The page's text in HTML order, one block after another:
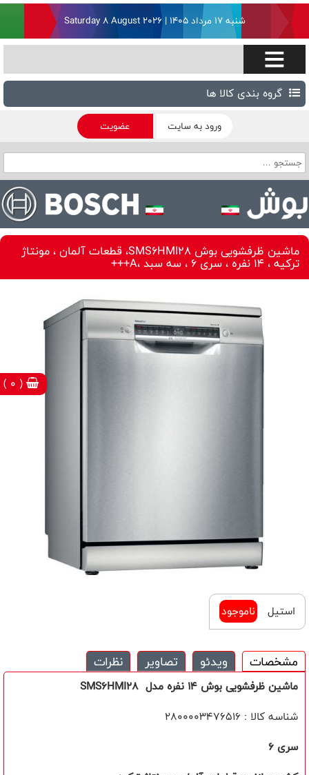
( 0 )
شنبه ۱۷ مرداد ۱۴۰۵ | Saturday 8 August 2026
گروه بندی کالا ها
ورود به سایت عضویت
ماشین ظرفشویی بوش SMS6HMI28، قطعات آلمان ، مونتاژ
ترکیه ، 14 نفره ، سری 6 ، سه سبد ،A+++
استيل ناموجود
مشخصات ویدئو تصاویر نظرات
ماشین ظرفشویی بوش 14 نفره مدل SMS6HMI28
شناسه کالا : 2800003476516
سری 6